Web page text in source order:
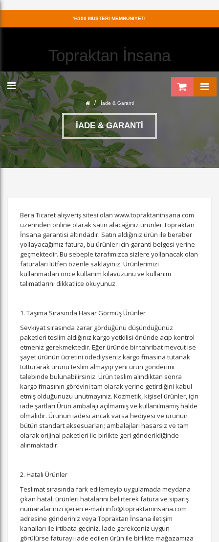
%100 MÜŞTERİ MEMNUNİYETİ
Topraktan İnsana
/ İade & Garanti
İADE & GARANTI
Bera Ticaret alışveriş sitesi olan www.topraktaninsana.com
üzerinden online olarak satın alacağınız ürünler Topraktan
İnsana garantisi altındadır. Satın aldığınız ürün ile beraber
yollayacağımız fatura, bu ürünler için garanti belgesi yerine
geçmektedir. Bu sebeple tarafımızca sizlere yollanacak olan
faturaları lütfen özenle saklayınız. Ürünlerimizi
kullanmadan önce kullanım kılavuzunu ve kullanım
talimatlarını dikkatlice okuyunuz.
1. Taşıma Sırasında Hasar Görmüş Ürünler
Sevkiyat sırasında zarar gördüğünü düşündüğünüz
paketleri teslim aldığınız kargo yetkilisi önünde açıp kontrol
etmeniz gerekmektedir. Eğer üründe bir tahribat mevcut ise
şayet ürünün ücretini ödediyseniz kargo firmasına tutanak
tutturarak ürünü teslim almayıp yeni ürün gönderimi
talebinde bulunabilirsiniz. Ürün teslim alındıktan sonra
kargo firmasının görevini tam olarak yerine getirdiğini kabul
etmiş olduğunuzu unutmayınız. Kozmetik, kişisel ürünler, için
iade şartları Ürün ambalajı açılmamış ve kullanılmamış halde
olmalıdır. Ürünün iadesi ancak varsa hediyesi ve ürünün
bütün standart aksesuarları; ambalajları hasarsız ve tam
olarak orijinal paketleri ile birlikte geri gönderildiğinde
alınmaktadır.
2. Hatalı Ürünler
Teslimat sırasında fark edilemeyip uygulamada meydana
çıkan hatalı ürünleri hatalarını belirterek fatura ve sipariş
numaralarınızı içeren e-maili info@topraktaninsana.com
adresine gönderiniz veya Topraktan İnsana iletişim
kanalları ile irtibata geçiniz. İade gerekçeniz uygun
görülürse faturayı iade edilen ürün ile birlikte mağazamıza